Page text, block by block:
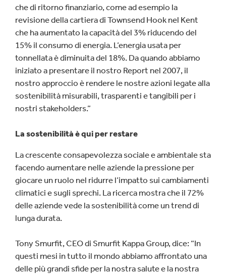
che di ritorno finanziario, come ad esempio la
revisione della cartiera di Townsend Hook nel Kent
che ha aumentato la capacità del 3% riducendo del
15% il consumo di energia. L’energia usata per
tonnellata è diminuita del 18%. Da quando abbiamo
iniziato a presentare il nostro Report nel 2007, il
nostro approccio è rendere le nostre azioni legate alla
sostenibilità misurabili, trasparenti e tangibili per i
nostri stakeholders.”
La sostenibilità è qui per restare
La crescente consapevolezza sociale e ambientale sta
facendo aumentare nelle aziende la pressione per
giocare un ruolo nel ridurre l’impatto sui cambiamenti
climatici e sugli sprechi. La ricerca mostra che il 72%
delle aziende vede la sostenibilità come un trend di
lunga durata.
Tony Smurfit, CEO di Smurfit Kappa Group, dice: “In
questi mesi in tutto il mondo abbiamo affrontato una
delle più grandi sfide per la nostra salute e la nostra